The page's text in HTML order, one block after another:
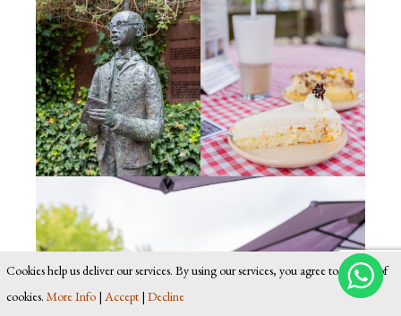
Cookies help us deliver our services. By using our services, you agree to our use of
cookies. More Info | Accept | Decline